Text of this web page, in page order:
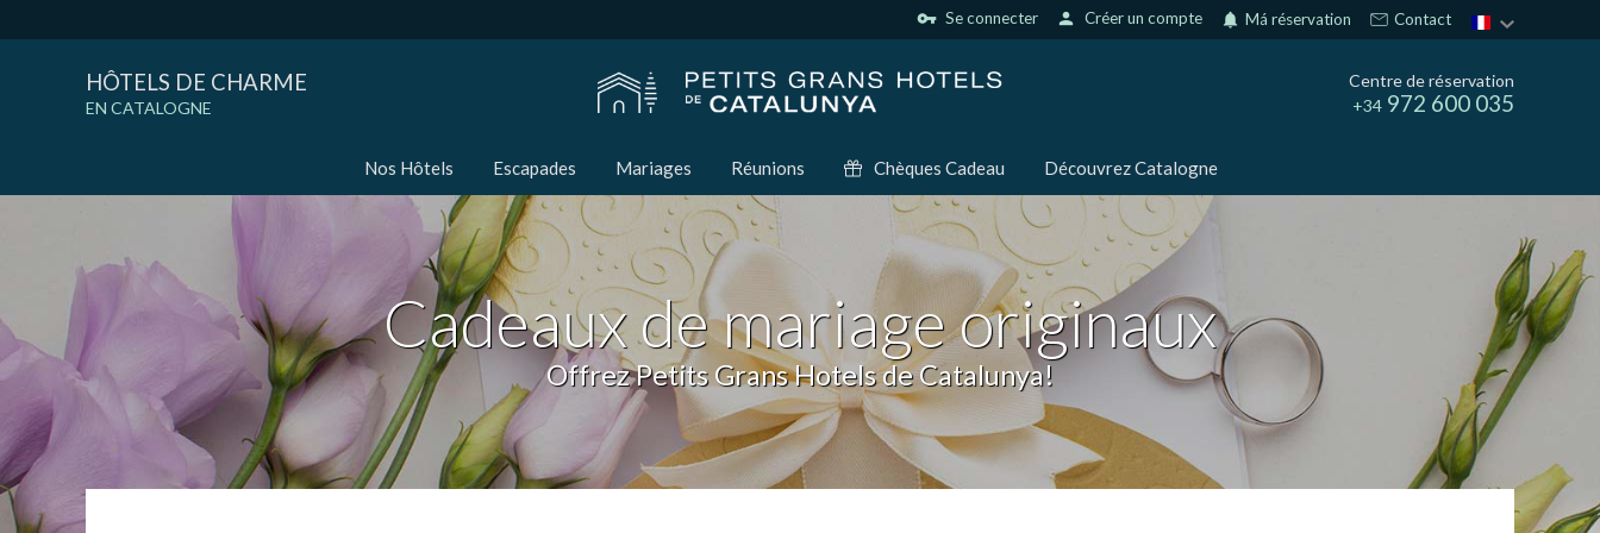
vpn_key Se connecter person Créer un compte notifications Má réservation Contact
HÔTELS DE CHARME
EN CATALOGNE
Centre de réservation
+34 972 600 035
Nos Hôtels Escapades Mariages Réunions Chèques Cadeau Découvrez Catalogne
Cadeaux de mariage originaux
Offrez Petits Grans Hotels de Catalunya!
Modifier les cookies